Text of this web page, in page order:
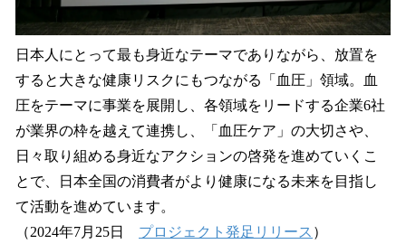
日本人にとって最も身近なテーマでありながら、放置を
すると大きな健康リスクにもつながる「血圧」領域。血
圧をテーマに事業を展開し、各領域をリードする企業6社
が業界の枠を越えて連携し、「血圧ケア」の大切さや、
日々取り組める身近なアクションの啓発を進めていくこ
とで、日本全国の消費者がより健康になる未来を目指し
て活動を進めています。
（2024年7月25日 プロジェクト発足リリース ）